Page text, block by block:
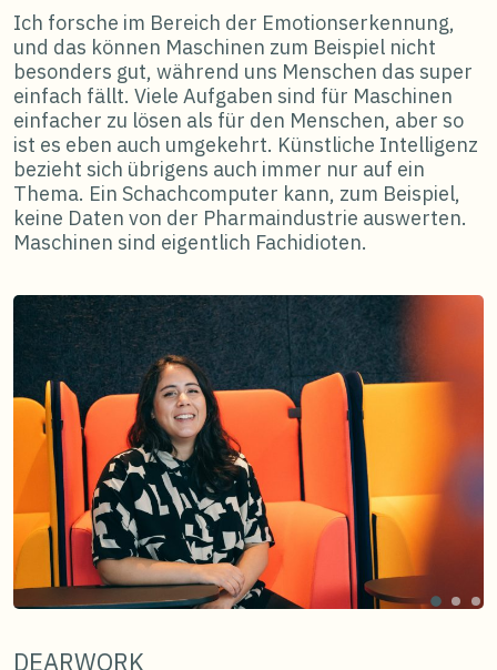
Ich forsche im Bereich der Emotionserkennung,
und das können Maschinen zum Beispiel nicht
besonders gut, während uns Menschen das super
einfach fällt. Viele Aufgaben sind für Maschinen
einfacher zu lösen als für den Menschen, aber so
ist es eben auch umgekehrt. Künstliche Intelligenz
bezieht sich übrigens auch immer nur auf ein
Thema. Ein Schachcomputer kann, zum Beispiel,
keine Daten von der Pharmaindustrie auswerten.
Maschinen sind eigentlich Fachidioten.
DEARWORK